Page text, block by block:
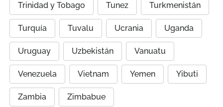
Trinidad y Tobago Tunez Turkmenistán
Turquía Tuvalu Ucrania Uganda
Uruguay Uzbekistán Vanuatu
Venezuela Vietnam Yemen Yibuti
Zambia Zimbabue